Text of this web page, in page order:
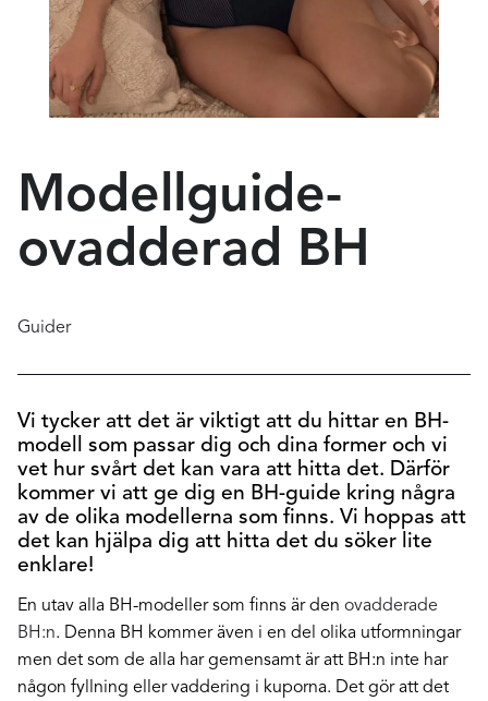
Modellguide-
ovadderad BH
Guider
Vi tycker att det är viktigt att du hittar en BH-
modell som passar dig och dina former och vi
vet hur svårt det kan vara att hitta det. Därför
kommer vi att ge dig en BH-guide kring några
av de olika modellerna som finns. Vi hoppas att
det kan hjälpa dig att hitta det du söker lite
enklare!
En utav alla BH-modeller som finns är den ovadderade
BH:n. Denna BH kommer även i en del olika utformningar
men det som de alla har gemensamt är att BH:n inte har
någon fyllning eller vaddering i kuporna. Det gör att det